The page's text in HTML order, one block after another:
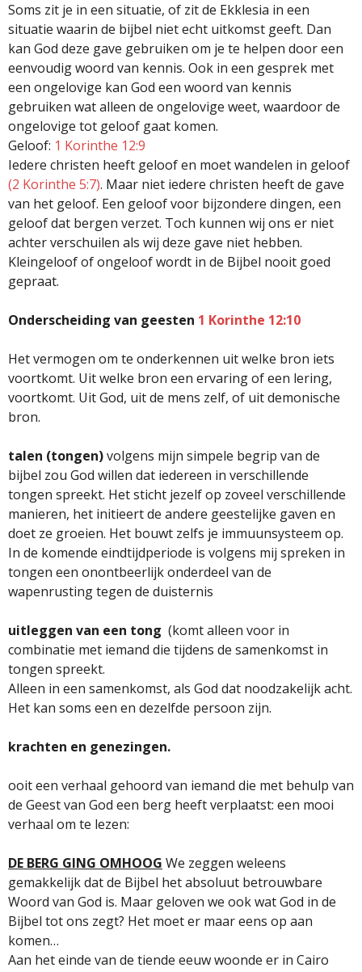
Soms zit je in een situatie, of zit de Ekklesia in een
situatie waarin de bijbel niet echt uitkomst geeft. Dan
kan God deze gave gebruiken om je te helpen door een
eenvoudig woord van kennis. Ook in een gesprek met
een ongelovige kan God een woord van kennis
gebruiken wat alleen de ongelovige weet, waardoor de
ongelovige tot geloof gaat komen.
Geloof: 1 Korinthe 12:9
Iedere christen heeft geloof en moet wandelen in geloof
(2 Korinthe 5:7). Maar niet iedere christen heeft de gave
van het geloof. Een geloof voor bijzondere dingen, een
geloof dat bergen verzet. Toch kunnen wij ons er niet
achter verschuilen als wij deze gave niet hebben.
Kleingeloof of ongeloof wordt in de Bijbel nooit goed
gepraat.
Onderscheiding van geesten 1 Korinthe 12:10
Het vermogen om te onderkennen uit welke bron iets
voortkomt. Uit welke bron een ervaring of een lering,
voortkomt. Uit God, uit de mens zelf, of uit demonische
bron.
talen (tongen)volgens mijn simpele begrip van de
bijbel zou God willen dat iedereen in verschillende
tongen spreekt. Het sticht jezelf op zoveel verschillende
manieren, het initieert de andere geestelijke gaven en
doet ze groeien. Het bouwt zelfs je immuunsysteem op.
In de komende eindtijdperiode is volgens mij spreken in
tongen een onontbeerlijk onderdeel van de
wapenrusting tegen de duisternis
uitleggen van een tong (komt alleen voor in
combinatie met iemand die tijdens de samenkomst in
tongen spreekt.
Alleen in een samenkomst, als God dat noodzakelijk acht.
Het kan soms een en dezelfde persoon zijn.
krachten en genezingen.
ooit een verhaal gehoord van iemand die met behulp van
de Geest van God een berg heeft verplaatst: een mooi
verhaal om te lezen:
DE BERG GING OMHOOG We zeggen weleens
gemakkelijk dat de Bijbel het absoluut betrouwbare
Woord van God is. Maar geloven we ook wat God in de
Bijbel tot ons zegt? Het moet er maar eens op aan
komen…
Aan het einde van de tiende eeuw woonde er in Cairo